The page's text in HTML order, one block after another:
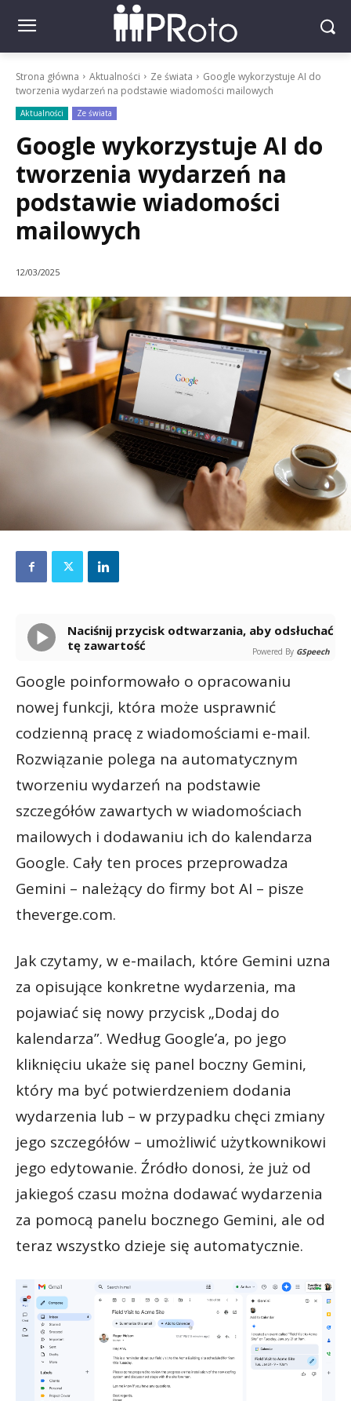
Strona główna Aktualności Ze świata
Google wykorzystuje AI do
tworzenia wydarzeń na podstawie wiadomości mailowych
Aktualności Ze świata
Google wykorzystuje AI do
tworzenia wydarzeń na
podstawie wiadomości
mailowych
12/03/2025
Naciśnij przycisk odtwarzania, aby odsłuchać
tę zawartość
Powered By GSpeech
Google poinformowało o opracowaniu
nowej funkcji, która może usprawnić
codzienną pracę z wiadomościami e-mail.
Rozwiązanie polega na automatycznym
tworzeniu wydarzeń na podstawie
szczegółów zawartych w wiadomościach
mailowych i dodawaniu ich do kalendarza
Google. Cały ten proces przeprowadza
Gemini – należący do firmy bot AI – pisze
theverge.com.
Jak czytamy, w e-mailach, które Gemini uzna
za opisujące konkretne wydarzenia, ma
pojawiać się nowy przycisk „Dodaj do
kalendarza”. Według Google’a, po jego
kliknięciu ukaże się panel boczny Gemini,
który ma być potwierdzeniem dodania
wydarzenia lub – w przypadku chęci zmiany
jego szczegółów – umożliwić użytkownikowi
jego edytowanie. Źródło donosi, że już od
jakiegoś czasu można dodawać wydarzenia
za pomocą panelu bocznego Gemini, ale od
teraz wszystko dzieje się automatycznie.